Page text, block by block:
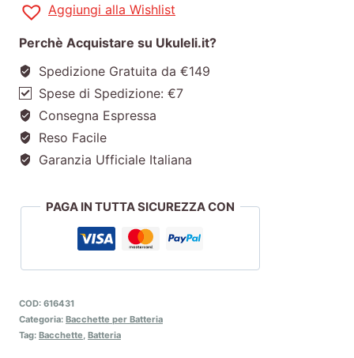
Aggiungi alla Wishlist
Perchè Acquistare su Ukuleli.it?
Spedizione Gratuita da €149
Spese di Spedizione: €7
Consegna Espressa
Reso Facile
Garanzia Ufficiale Italiana
PAGA IN TUTTA SICUREZZA CON
COD: 616431
Categoria: Bacchette per Batteria
Tag: Bacchette, Batteria